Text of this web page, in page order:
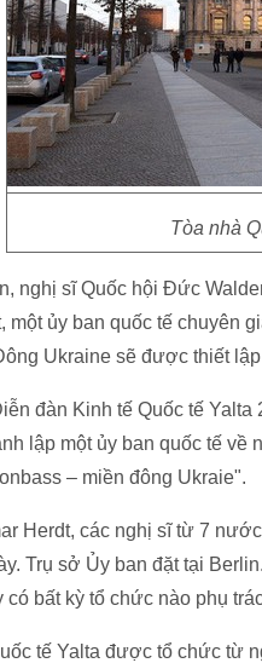
Tòa nhà
nghị sĩ Quốc hội Đức
một ủy ban quốc tế chuyên
Ukraine sẽ được thiết
đàn Kinh tế Quốc tế
lập một ủy ban quốc tế
– miền đông Ukraie".
Herdt, các nghị sĩ từ 7
Trụ sở Ủy ban đặt tại
có bất kỳ tổ chức nào phụ
tế Yalta được tổ chức từ